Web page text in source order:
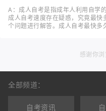
A：成人自考是指成年人利用自学
成人自考速度存在疑惑，究竟最
个问题进行解答。成人自考最快多
感谢你
全部频道：
自考资讯